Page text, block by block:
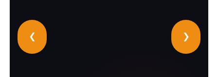
❮ ❯